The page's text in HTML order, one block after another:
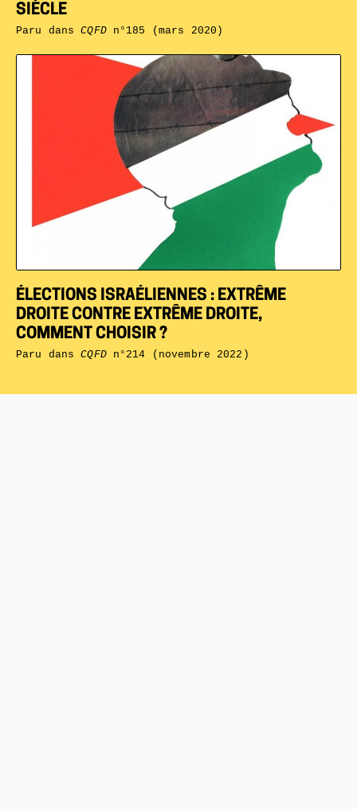
ÉLECTIONS ISRAÉLIENNES : EXTRÊME
DROITE CONTRE EXTRÊME DROITE,
COMMENT CHOISIR ?
Paru dansCQFDn°214 (novembre 2022)
SIÈCLE
Paru dansCQFDn°185 (mars 2020)